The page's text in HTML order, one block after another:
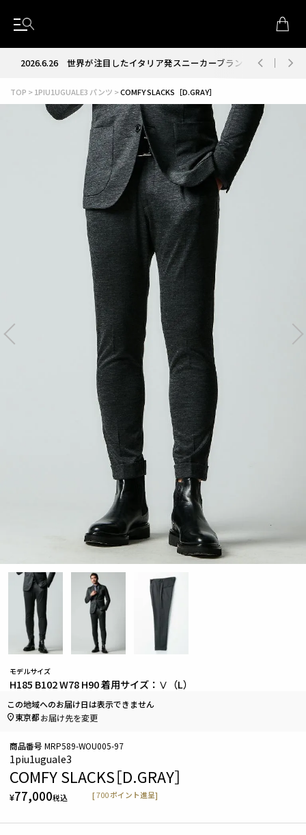
2026.6.26世界が注目したイタリア発スニーカーブランド RUN OF
TOP 1PIU1UGUALE3 パンツ COMFY SLACKS［D.GRAY］
モデルサイズ
H185 B102 W78 H90 着用サイズ：Ⅴ（L）
1piu1uguale3
COMFY SLACKS［D.GRAY］
¥77,000税込 [700 ポイント進呈]
商品番号 MRP589-WOU005-97
この地域へのお届け日は表示できません
東京都お届け先を変更